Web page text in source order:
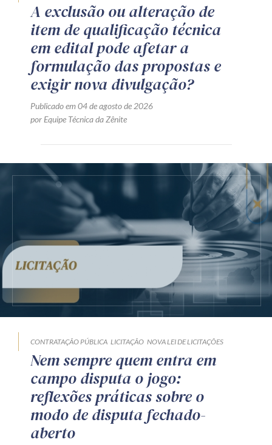
A exclusão ou alteração de
item de qualificação técnica
em edital pode afetar a
formulação das propostas e
exigir nova divulgação?
Publicado em 04 de agosto de 2026
por Equipe Técnica da Zênite
CONTRATAÇÃO PÚBLICA LICITAÇÃO NOVA LEI DE LICITAÇÕES
Nem sempre quem entra em
campo disputa o jogo:
reflexões práticas sobre o
modo de disputa fechado-
aberto